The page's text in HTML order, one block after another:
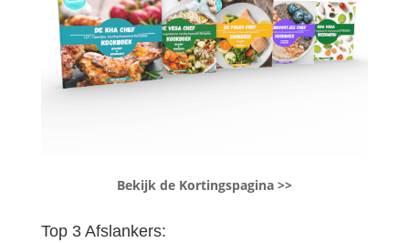
Bekijk de Kortingspagina >>
Top 3 Afslankers: